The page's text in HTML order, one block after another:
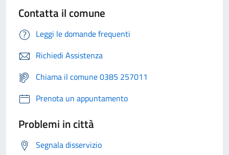
Contatta il comune
Leggi le domande frequenti
Richiedi Assistenza
Chiama il comune 0385 257011
Prenota un appuntamento
Problemi in città
Segnala disservizio